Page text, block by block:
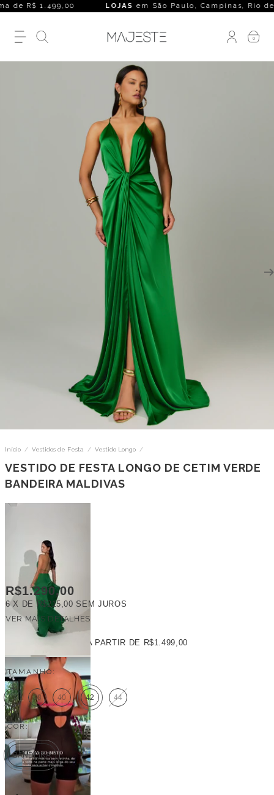
de R$ 1.499,00 LOJASem São Paulo, Campinas, Rio de
0
Início / Vestidos de Festa / Vestido Longo /
VESTIDO DE FESTA LONGO DE CETIM VERDE
BANDEIRA MALDIVAS
R$1.290,00
6 X DER$215,00 SEM JUROS
VER MAIS DETALHES
FRETE GRÁTIS A PARTIR DE R$1.499,00
TAMANHO:
36 38 40 42 44
COR:
BANDEIRA